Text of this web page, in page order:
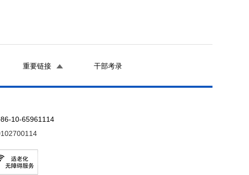
重要链接 干部考录
10-65961114